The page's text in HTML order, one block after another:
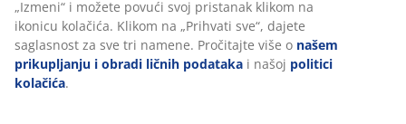
Šifra artikla: 3726177
Uputstvo za montažu
„Izmeni“ i možete povući svoj pristanak klikom na
ikonicu kolačića. Klikom na „Prihvati sve“, dajete
saglasnost za sve tri namene. Pročitajte više o našem
prikupljanju i obradi ličnih podataka i našoj politici
kolačića.